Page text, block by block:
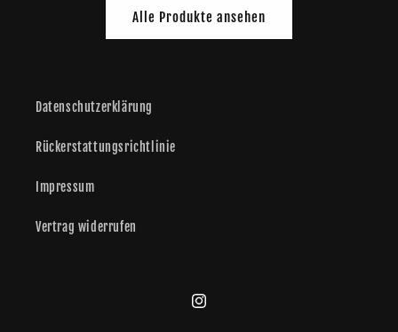
Alle Produkte ansehen
Datenschutzerklärung
Rückerstattungsrichtlinie
Impressum
Vertrag widerrufen
Instagram